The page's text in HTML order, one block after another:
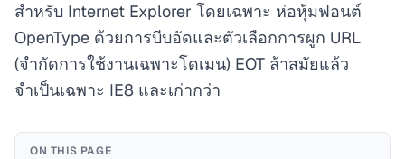
สำหรับ Internet Explorer โดยเฉพาะ ห่อหุ้มฟอนต์
OpenType ด้วยการบีบอัดและตัวเลือกการผูก URL
(จำกัดการใช้งานเฉพาะโดเมน) EOT ล้าสมัยแล้ว
จำเป็นเฉพาะ IE8 และเก่ากว่า
ON THIS PAGE